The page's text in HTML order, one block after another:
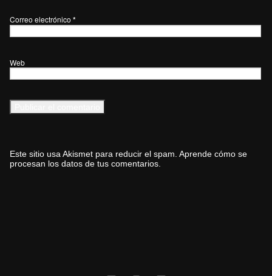
Correo electrónico *
Web
Este sitio usa Akismet para reducir el spam. Aprende cómo se
procesan los datos de tus comentarios.